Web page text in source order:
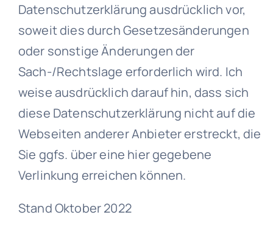
Datenschutzerklärung ausdrücklich vor,
soweit dies durch Gesetzesänderungen
oder sonstige Änderungen der
Sach-/Rechtslage erforderlich wird. Ich
weise ausdrücklich darauf hin, dass sich
diese Datenschutzerklärung nicht auf die
Webseiten anderer Anbieter erstreckt, die
Sie ggfs. über eine hier gegebene
Verlinkung erreichen können.
Stand Oktober 2022